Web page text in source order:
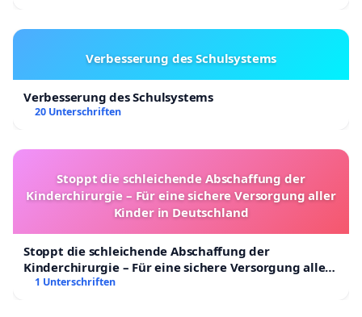
Verbesserung des Schulsystems
Verbesserung des Schulsystems
20 Unterschriften
Stoppt die schleichende Abschaffung der
Kinderchirurgie – Für eine sichere Versorgung aller
Kinder in Deutschland
Stoppt die schleichende Abschaffung der
Kinderchirurgie – Für eine sichere Versorgung aller
Kinder in Deutschland
1 Unterschriften